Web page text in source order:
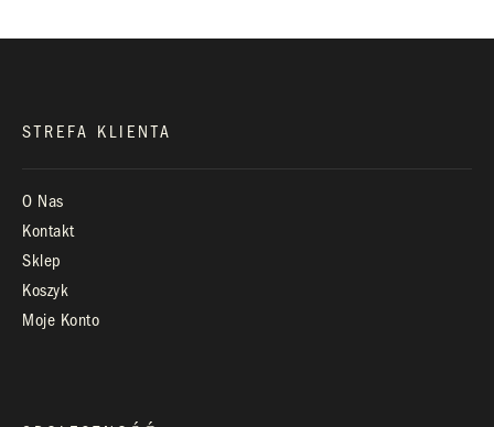
STREFA KLIENTA
O Nas
Kontakt
Sklep
Koszyk
Moje Konto